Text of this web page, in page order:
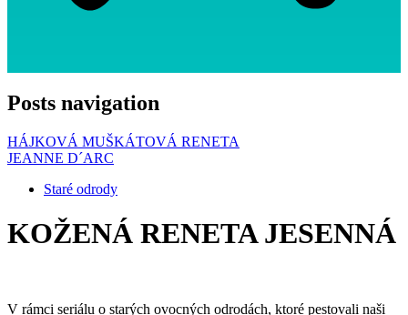
Posts navigation
HÁJKOVÁ MUŠKÁTOVÁ RENETA
JEANNE D´ARC
Staré odrody
KOŽENÁ RENETA JESENNÁ
V rámci seriálu o starých ovocných odrodách, ktoré pestovali naši